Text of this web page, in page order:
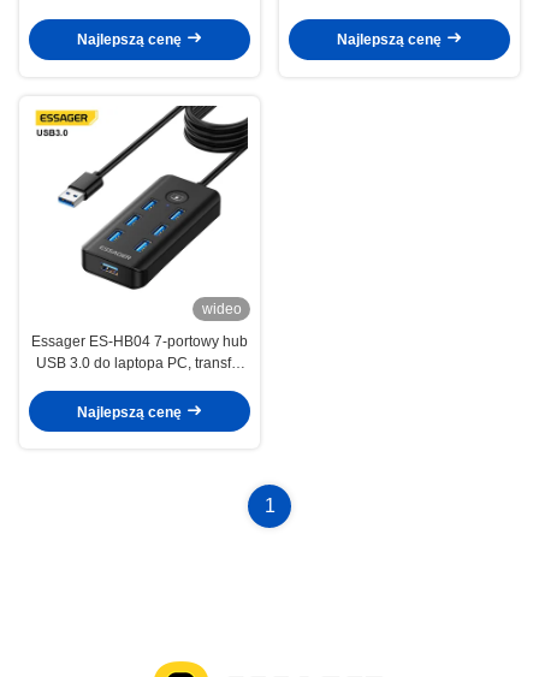
Najlepszą cenę
laptopa
Najlepszą cenę
wideo
Essager ES-HB04 7-portowy hub
USB 3.0 do laptopa PC, transfer
Najlepszą cenę
1